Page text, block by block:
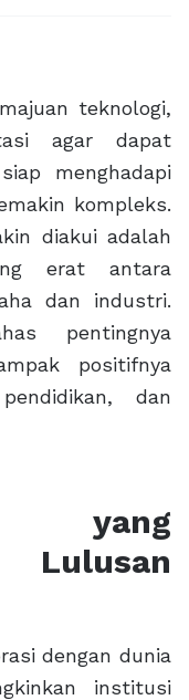
teknologi,
agar dapat
menghadapi
kompleks.
diakui adalah
erat antara
dan industri.
pentingnya
positifnya
dan
yang
dengan dunia
institusi